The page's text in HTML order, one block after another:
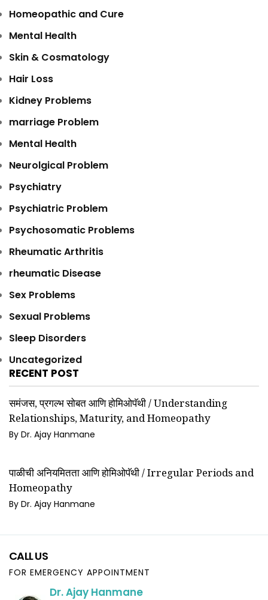
Homeopathic and Cure
Mental Health
Skin & Cosmatology
Hair Loss
Kidney Problems
marriage Problem
Mental Health
Neurolgical Problem
Psychiatry
Psychiatric Problem
Psychosomatic Problems
Rheumatic Arthritis
rheumatic Disease
Sex Problems
Sexual Problems
Sleep Disorders
Uncategorized
RECENT POST
समंजस, प्रगल्भ सोबत आणि होमिओपॅथी / Understanding
Relationships, Maturity, and Homeopathy
By Dr. Ajay Hanmane
पाळीची अनियमितता आणि होमिओपॅथी / Irregular Periods and
Homeopathy
By Dr. Ajay Hanmane
CALL US
FOR EMERGENCY APPOINTMENT
Dr. Ajay Hanmane